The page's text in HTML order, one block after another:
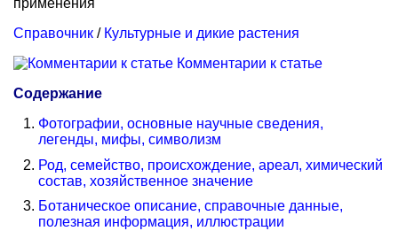
Справочник / Культурные и дикие растения
Комментарии к статье
Содержание
Фотографии, основные научные сведения,
легенды, мифы, символизм
Род, семейство, происхождение, ареал, химический
состав, хозяйственное значение
Ботаническое описание, справочные данные,
полезная информация, иллюстрации